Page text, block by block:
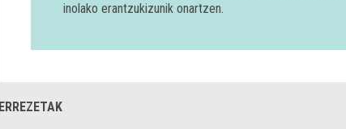
inolako erantzukizunik onartzen.
ERREZETAK